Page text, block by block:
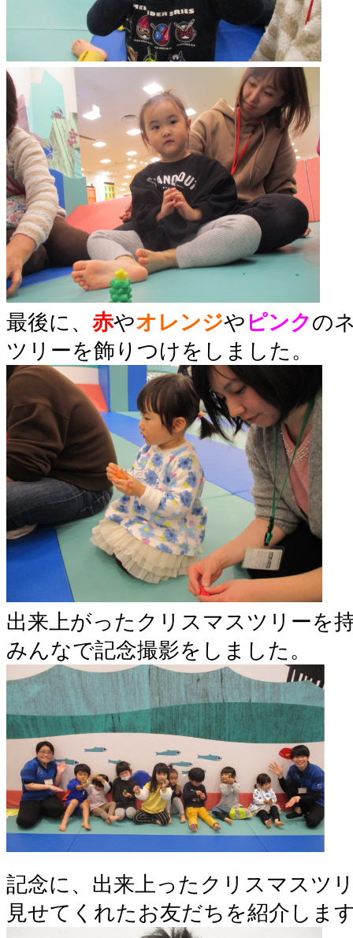
最後に、 赤やオレンジや ピンクの
ツリーを飾りつけをしました。
出来上がったクリスマスツリーを
みんなで記念撮影をしました。
記念に、出来上ったクリスマスツ
見せてくれたお友だちを紹介しま